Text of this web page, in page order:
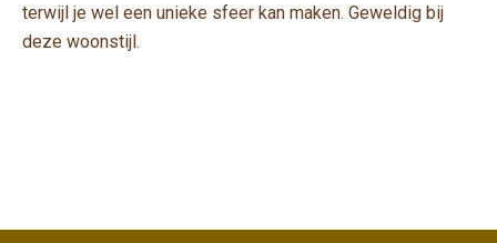
terwijl je wel een unieke sfeer kan maken. Geweldig bij
deze woonstijl.